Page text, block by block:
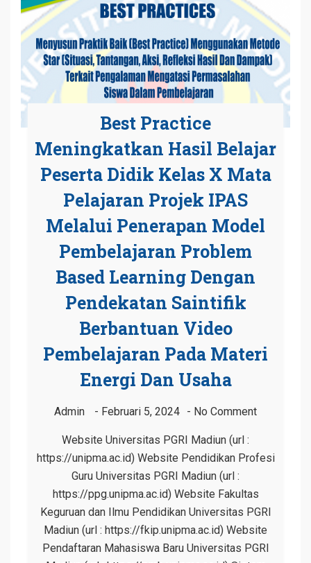
Best Practice
Meningkatkan Hasil Belajar
Peserta Didik Kelas X Mata
Pelajaran Projek IPAS
Melalui Penerapan Model
Pembelajaran Problem
Based Learning Dengan
Pendekatan Saintifik
Berbantuan Video
Pembelajaran Pada Materi
Energi Dan Usaha
Admin Februari 5, 2024 No Comment
Website Universitas PGRI Madiun (url :
https://unipma.ac.id) Website Pendidikan Profesi
Guru Universitas PGRI Madiun (url :
https://ppg.unipma.ac.id) Website Fakultas
Keguruan dan Ilmu Pendidikan Universitas PGRI
Madiun (url : https://fkip.unipma.ac.id) Website
Pendaftaran Mahasiswa Baru Universitas PGRI